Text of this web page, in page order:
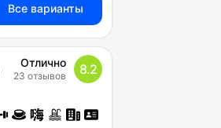
Все варианты
Отлично
23 отзывов 8.2